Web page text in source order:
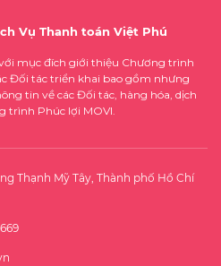
Vụ Thanh toán Việt Phú
mục đích giới thiệu Chương trình
Đối tác triển khai bao gồm nhưng
tin về các Đối tác, hàng hóa, dịch
trình Phúc lợi MOVI.
Thạnh Mỹ Tây, Thành phố Hồ Chí